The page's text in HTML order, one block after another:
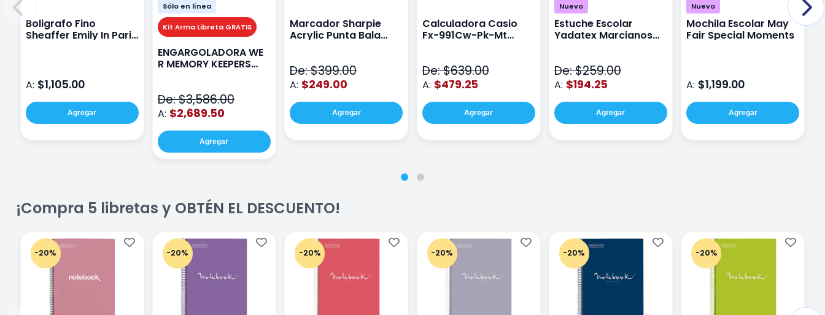
Boligrafo Fino
Sheaffer Emily In Paris
A: $1,105.00
Agregar
Sólo en línea
Kit Arma Libreta GRATIS
ENGARGOLADORA WE
R MEMORY KEEPERS
De: $3,586.00
A: $2,689.50
Agregar
Marcador Sharpie
Acrylic Punta Bala
De: $399.00
A: $249.00
Agregar
Calculadora Casio
Fx-991Cw-Pk-Mt
De: $639.00
A: $479.25
Agregar
Nuevo
Estuche Escolar
Yadatex Marcianos
De: $259.00
A: $194.25
Agregar
Nuevo
Mochila Escolar May
Fair Special Moments
A: $1,199.00
Agregar
¡Compra 5 libretas y OBTÉN EL DESCUENTO!
-20% -20% -20% -20% -20% -20%